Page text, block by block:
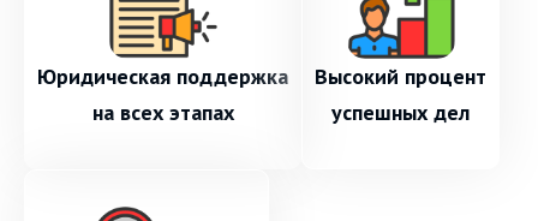
Юридическая поддержка
на всех этапах
Высокий процент
успешных дел